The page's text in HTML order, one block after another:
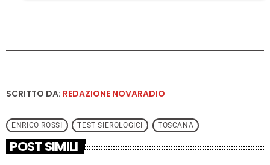
SCRITTO DA: REDAZIONE NOVARADIO
ENRICO ROSSI TEST SIEROLOGICI TOSCANA
POST SIMILI